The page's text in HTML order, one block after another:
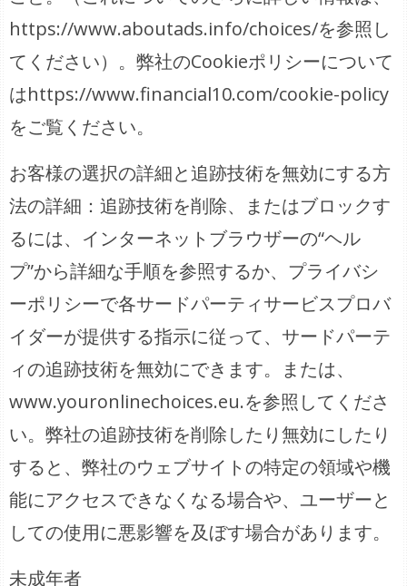
https://www.aboutads.info/choices/を参照し
てください）。弊社のCookieポリシーについて
はhttps://www.financial10.com/cookie-policy
をご覧ください。
お客様の選択の詳細と追跡技術を無効にする方
法の詳細：追跡技術を削除、またはブロックす
るには、インターネットブラウザーの“ヘル
プ”から詳細な手順を参照するか、プライバシ
ーポリシーで各サードパーティサービスプロバ
イダーが提供する指示に従って、サードパーテ
ィの追跡技術を無効にできます。または、
www.youronlinechoices.eu.を参照してくださ
い。弊社の追跡技術を削除したり無効にしたり
すると、弊社のウェブサイトの特定の領域や機
能にアクセスできなくなる場合や、ユーザーと
しての使用に悪影響を及ぼす場合があります。
未成年者